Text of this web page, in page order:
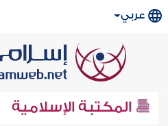
عربي
المكتبة الإسلامية